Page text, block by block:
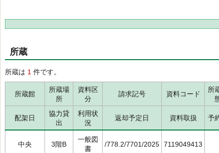
所蔵
所蔵は 1 件です。
所蔵館
所蔵場
所
資料区
分
請求記号 資料コード
所
配架日
協力貸
出
利用状
況
返却予定日 資料取扱 予
中央 3階B
一般図
書
/778.2/7701/2025 7119049413